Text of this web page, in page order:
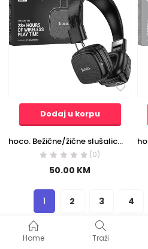
Home Traži
Dodaj u korpu
hoco. Bežične/žične slušalice, Bluetooth, AUX – W56 Earl, Black
(0)
50.00 KM
1 2 3 4